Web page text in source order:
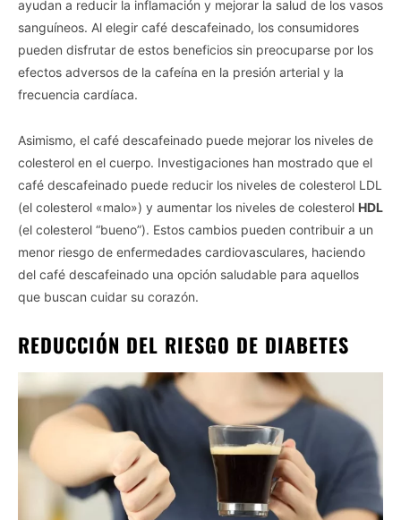
ayudan a reducir la inflamación y mejorar la salud de los vasos
sanguíneos. Al elegir café descafeinado, los consumidores
pueden disfrutar de estos beneficios sin preocuparse por los
efectos adversos de la cafeína en la presión arterial y la
frecuencia cardíaca.
Asimismo, el café descafeinado puede mejorar los niveles de
colesterol en el cuerpo. Investigaciones han mostrado que el
café descafeinado puede reducir los niveles de colesterol LDL
(el colesterol «malo») y aumentar los niveles de colesterol HDL
(el colesterol “bueno”). Estos cambios pueden contribuir a un
menor riesgo de enfermedades cardiovasculares, haciendo
del café descafeinado una opción saludable para aquellos
que buscan cuidar su corazón.
REDUCCIÓN DEL RIESGO DE DIABETES